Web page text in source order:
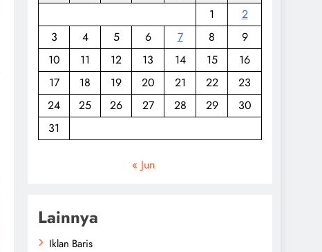
1
2
3
4 5 6 7 8
9
10
11 12 13 14 15
16
17
18 19 20 21 22
23
24
25 26 27 28 29
30
31
« Jun
Lainnya
Iklan Baris